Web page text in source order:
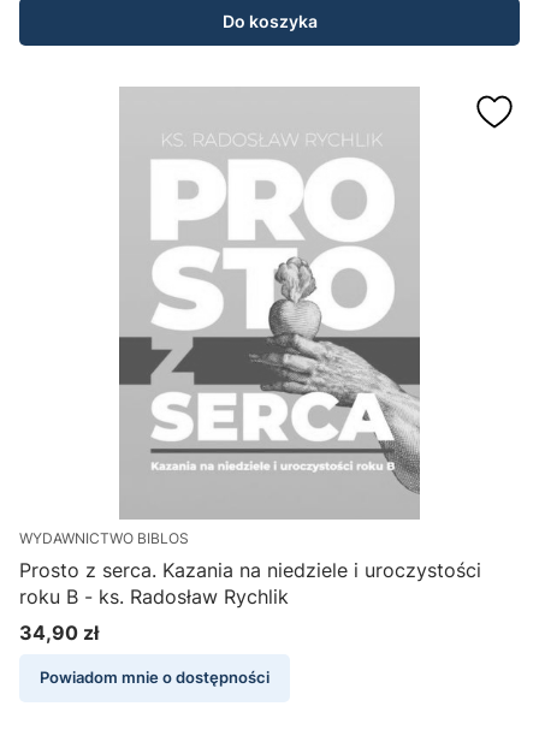
Do koszyka
WYDAWNICTWO BIBLOS
Prosto z serca. Kazania na niedziele i uroczystości
roku B - ks. Radosław Rychlik
Cena
34,90 zł
Powiadom mnie o dostępności